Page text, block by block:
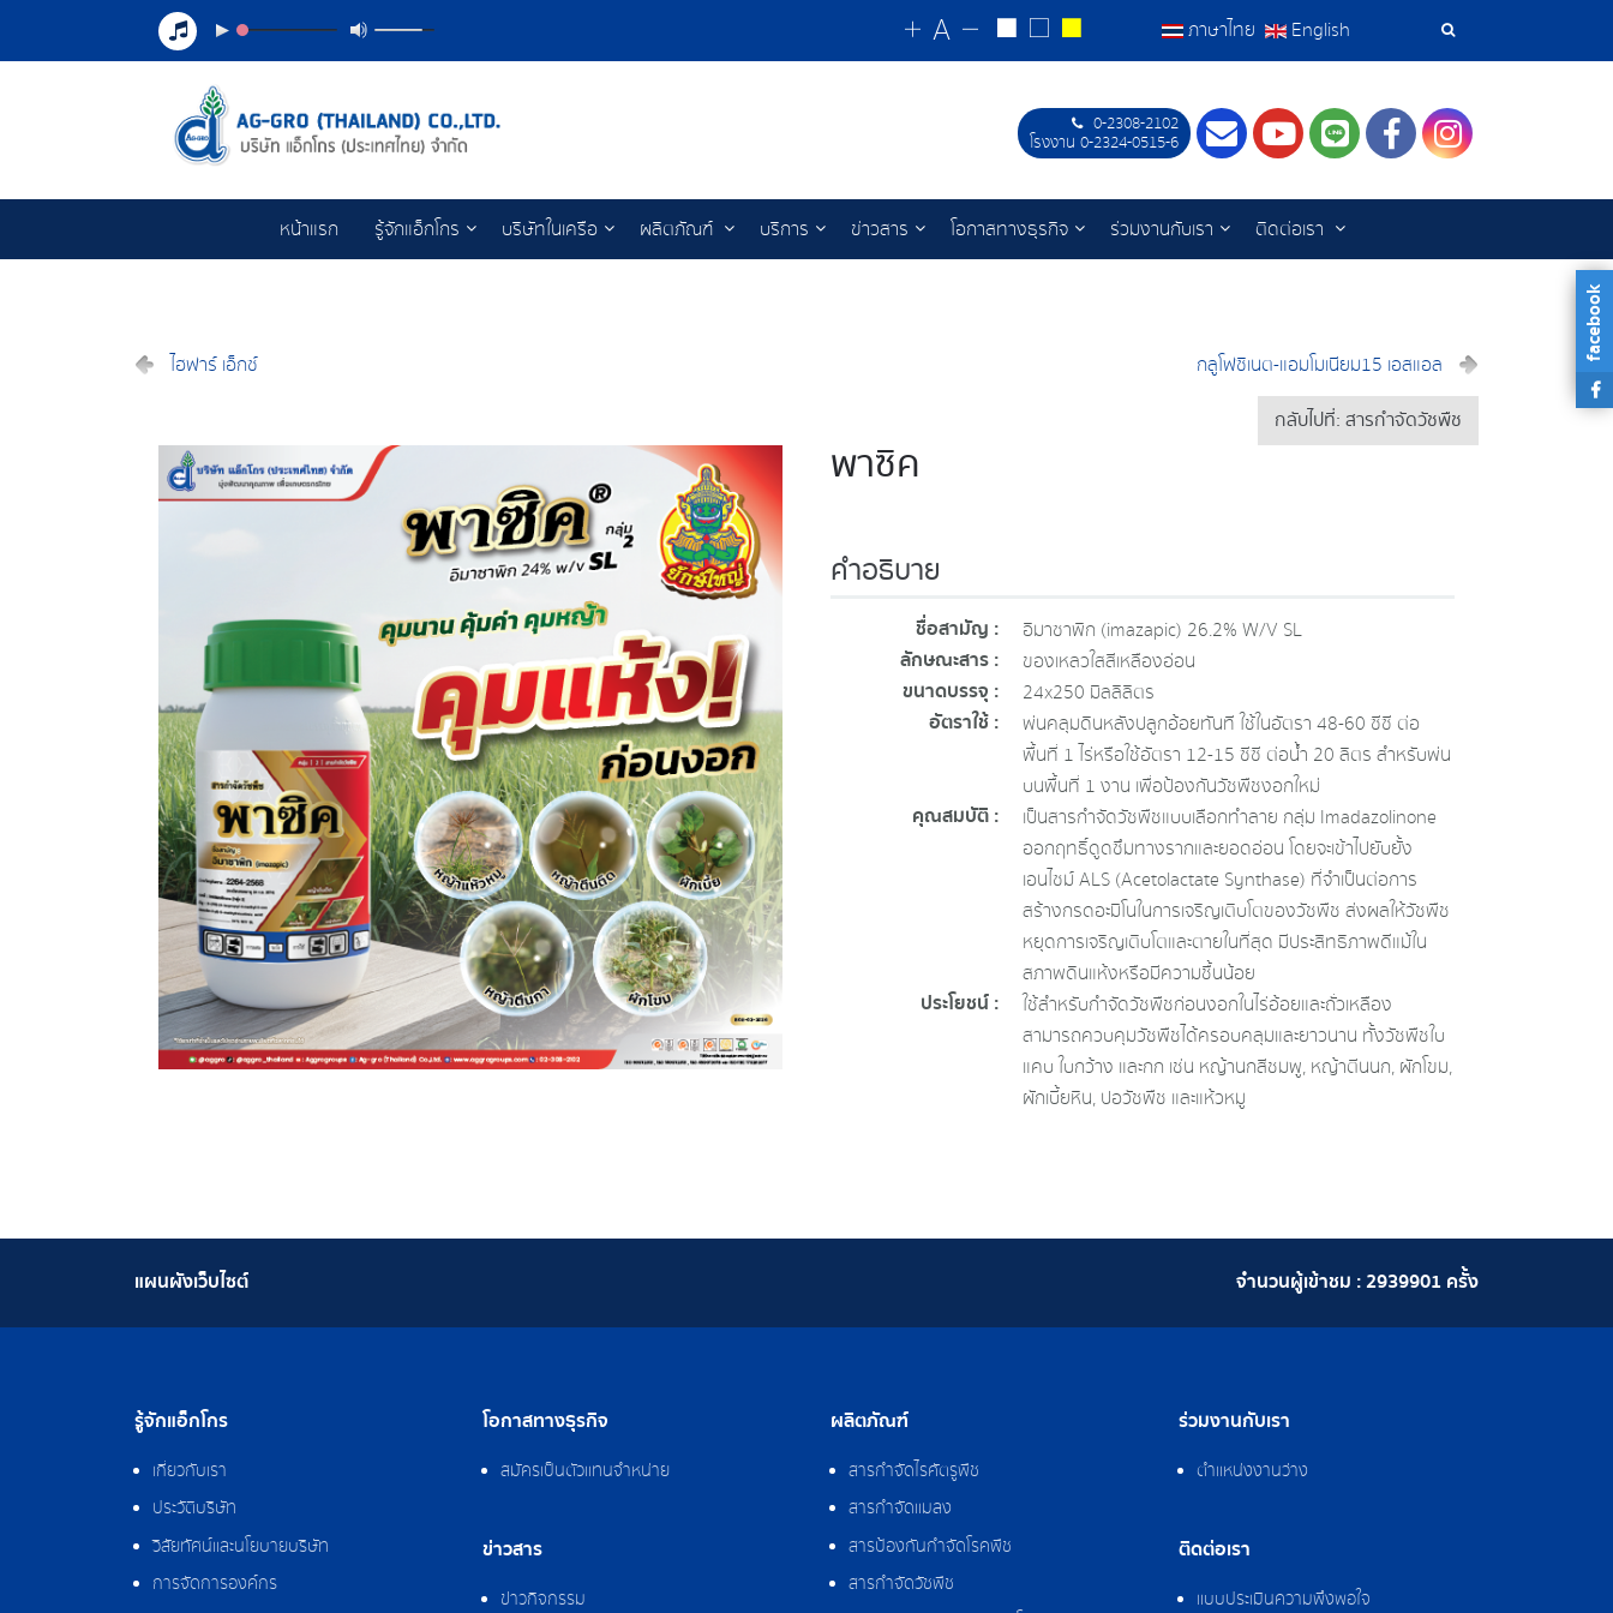
เครื่อง
ค้นหา
ภาษาไทย English
0-2308-2102
โรงงาน 0-2324-0515-6
ContactYoutube
LINEFacebookInstagram
หน้าแรก รู้จักแอ็กโกร บริษัทในเครือ ผลิตภัณฑ์ บริการ ข่าวสาร โอกาสทางธุรกิจ ร่วมงานกับเรา ติดต่อเรา
ไฮฟาร์ เอ็กซ์ กลูโฟซิเนต-แอมโมเนียม15 เอสแอล
กลับไปที่: สารกำจัดวัชพืช
พาซิค
คำอธิบาย
ชื่อสามัญ : อิมาซาพิก (imazapic) 26.2% W/V SL
ลักษณะสาร : ของเหลวใสสีเหลืองอ่อน
ขนาดบรรจุ : 24x250 มิลลิลิตร
อัตราใช้ :
พ่นคลุมดินหลังปลูกอ้อยทันที ใช้ในอัตรา 48-60 ซีซี ต่อ
พื้นที่ 1 ไร่ หรือใช้อัตรา 12-15 ซีซี ต่อน้ำ 20 ลิตร สำหรับพ่น
บนพื้นที่ 1 งาน เพื่อป้องกันวัชพืชงอกใหม่
คุณสมบัติ :
เป็นสารกำจัดวัชพืชแบบเลือกทำลาย กลุ่ม Imadazolinone
ออกฤทธิ์ดูดซึมทางรากและยอดอ่อน โดยจะเข้าไปยับยั้ง
เอนไซม์ ALS (Acetolactate Synthase) ที่จำเป็นต่อการ
สร้างกรดอะมิโนในการเจริญเติบโตของวัชพืช ส่งผลให้วัชพืช
หยุดการเจริญเติบโตและตายในที่สุด มีประสิทธิภาพดีแม้ใน
สภาพดินแห้งหรือมีความชื้นน้อย
ประโยชน์ :
ใช้สำหรับกำจัดวัชพืชก่อนงอกในไร่อ้อยและถั่วเหลือง
สามารถควบคุมวัชพืชได้ครอบคลุมและยาวนาน ทั้งวัชพืชใบ
แคบ ใบกว้าง และกก เช่น หญ้านกสีชมพู, หญ้าตีนนก, ผักโขม,
ผักเบี้ยหิน, ปอวัชพืช และแห้วหมู
จำนวนผู้เข้าชม :2939901 ครั้ง
แผนผังเว็บไซต์
รู้จักแอ็กโกร
เกี่ยวกับเรา
ประวัติบริษัท
วิสัยทัศน์และนโยบายบริษัท
การจัดการองค์กร
โอกาสทางธุรกิจ
สมัครเป็นตัวแทนจำหน่าย
ข่าวสาร
ข่าวกิจกรรม
ผลิตภัณฑ์
สารกำจัดไรศัตรูพืช
สารกำจัดแมลง
สารป้องกันกำจัดโรคพืช
สารกำจัดวัชพืช
ร่วมงานกับเรา
ตำแหน่งงานว่าง
ติดต่อเรา
แบบประเมินความพึงพอใจ
facebook